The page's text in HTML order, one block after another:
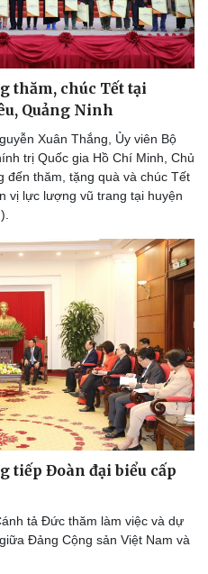
Đời sống
Nhà đẹp
Blog
Tình yêu - Gia đình
Giải trí
Nghệ sĩ
thăm, chúc Tết tại
Quảng Ninh
Xuân Thắng, Ủy viên Bộ
trị Quốc gia Hồ Chí Minh, Chủ
đến thăm, tặng quà và chúc Tết
vị lực lượng vũ trang tại huyện
tiếp Đoàn đại biểu cấp
tả Đức thăm làm việc và dự
Đảng Cộng sản Việt Nam và